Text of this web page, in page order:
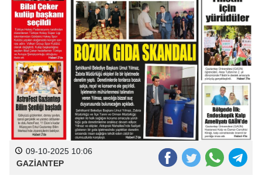
09-10-2025 10:06
GAZİANTEP